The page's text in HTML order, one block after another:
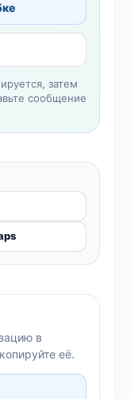
затем
сообщение
в
её.